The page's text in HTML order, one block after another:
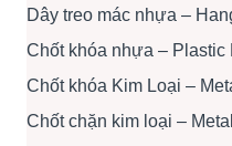
Dây treo mác nhựa –
Chốt khóa nhựa – Plastic
Chốt khóa Kim Loại –
Chốt chặn kim loại –